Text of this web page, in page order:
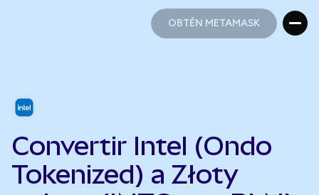
OBTÉN METAMASK
Convertir Intel (Ondo
Tokenized) a Złoty